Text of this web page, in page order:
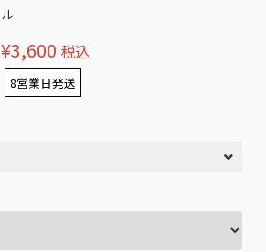
ル
¥3,600 税込
8営業日発送